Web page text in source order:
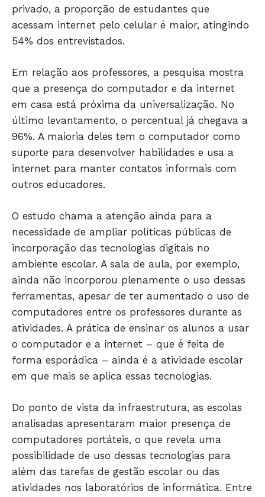
Só Notícias
HOME
POLÍTICA
ESPORTES
ECONOMIA
OPINIÃO
GERAL
SAÚDE
AGRONOTÍCIAS
ÚLTIMAS NOTÍCIAS
privado, a proporção de estudantes que
acessam internet pelo celular é maior, atingindo
54% dos entrevistados.
Em relação aos professores, a pesquisa mostra
que a presença do computador e da internet
em casa está próxima da universalização. No
último levantamento, o percentual já chegava a
96%. A maioria deles tem o computador como
suporte para desenvolver habilidades e usa a
internet para manter contatos informais com
outros educadores.
O estudo chama a atenção ainda para a
necessidade de ampliar políticas públicas de
incorporação das tecnologias digitais no
ambiente escolar. A sala de aula, por exemplo,
ainda não incorporou plenamente o uso dessas
ferramentas, apesar de ter aumentado o uso de
computadores entre os professores durante as
atividades. A prática de ensinar os alunos a usar
o computador e a internet – que é feita de
forma esporádica – ainda é a atividade escolar
em que mais se aplica essas tecnologias.
Do ponto de vista da infraestrutura, as escolas
analisadas apresentaram maior presença de
computadores portáteis, o que revela uma
possibilidade de uso dessas tecnologias para
além das tarefas de gestão escolar ou das
atividades nos laboratórios de informática. Entre